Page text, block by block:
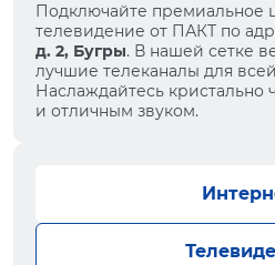
Подключайте премиальное
телевидение от ПАКТ по
д. 2, Бугры. В нашей сетке
лучшие телеканалы для
Наслаждайтесь
и отличным звуком.